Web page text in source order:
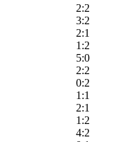
2:2
3:2
2:1
1:2
5:0
2:2
0:2
1:1
2:1
1:2
4:2